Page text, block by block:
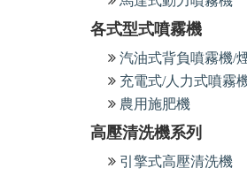
各式型式噴霧機
汽油式背負噴霧機/
充電式/人力式噴霧
農用施肥機
高壓清洗機系列
引擎式高壓清洗機